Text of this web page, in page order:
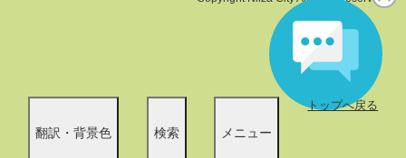
翻訳・背景色 検索 メニュー
トップへ戻る